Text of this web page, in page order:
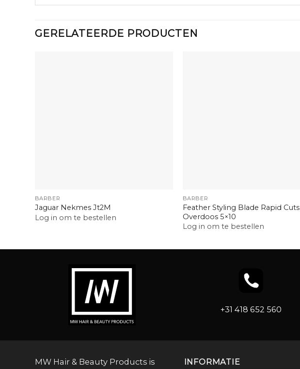
GERELATEERDE PRODUCTEN
BARBER
Jaguar Nekmes Jt2M
Log in om te bestellen
BARBER
Feather Styling Blade Rapid Cuts
Overdoos 5×10
Log in om te bestellen
+31 418 652 560
MW Hair & Beauty Products is
INFORMATIE